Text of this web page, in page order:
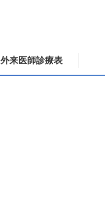
外来医師診療表